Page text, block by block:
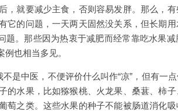
，就要减少主食，否则容易发胖。那么，
它的问题，一天两天固然没关系，但长期
。那些因为热衷于减肥而经常靠吃水果
也相当多见。
是中医，不便评价什么叫作“凉”，但有一
的水果，比如猕猴桃、火龙果、桑葚、柿
萄之类。这些水果的种子不能被肠道消化